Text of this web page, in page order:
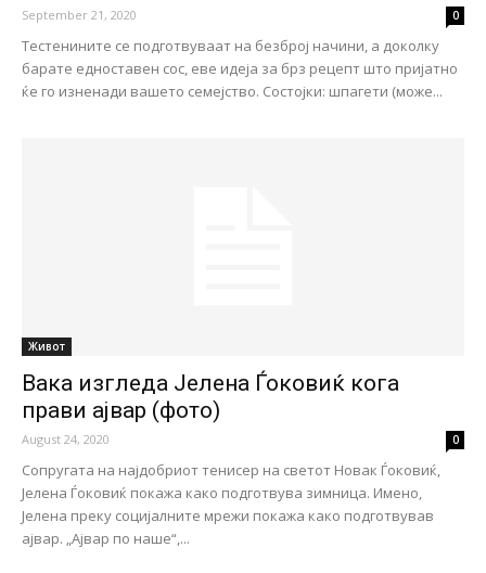
September 21, 2020 0
Тестенините се подготвуваат на безброј начини, а доколку
барате едноставен сос, еве идеја за брз рецепт што пријатно
ќе го изненади вашето семејство. Состојки: шпагети (може...
Живот
Вака изгледа Јелена Ѓоковиќ кога
прави ајвар (фото)
August 24, 2020 0
Сопругата на најдобриот тенисер на светот Новак Ѓоковиќ,
Јелена Ѓоковиќ покажа како подготвува зимница. Имено,
Јелена преку социјалните мрежи покажа како подготвував
ајвар. „Ајвар по наше“,...